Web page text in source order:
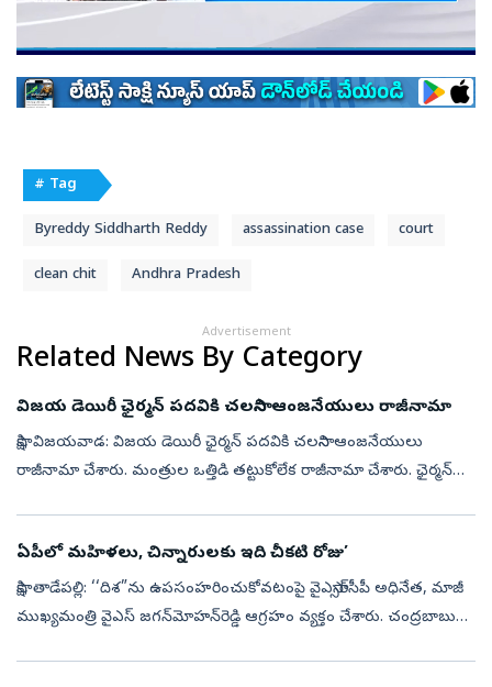
# Tag
Byreddy Siddharth Reddy assassination case court
clean chit Andhra Pradesh
Advertisement
Related News By Category
విజయ డెయిరీ ఛైర్మన్‌ పదవికి చలసాని ఆంజనేయులు రాజీనామా
సాక్షి, విజయవాడ: విజయ డెయిరీ ఛైర్మన్‌ పదవికి చలసాని ఆంజనేయులు
రాజీనామా చేశారు. మంత్రుల ఒత్తిడి తట్టుకోలేక రాజీనామా చేశారు. ఛైర్మన్
ఏపీలో మహిళలు, చిన్నారులకు ఇది చీకటి రోజు’
సాక్షి, తాడేపల్లి: ‘‘దిశ”ను ఉపసంహరించుకోవటంపై వైఎస్సార్‌సీపీ అధినేత, మాజీ
ముఖ్యమంత్రి వైఎస్ జగన్‌మోహన్‌రెడ్డి ఆగ్రహం వ్యక్తం చేశారు. చంద్రబాబు